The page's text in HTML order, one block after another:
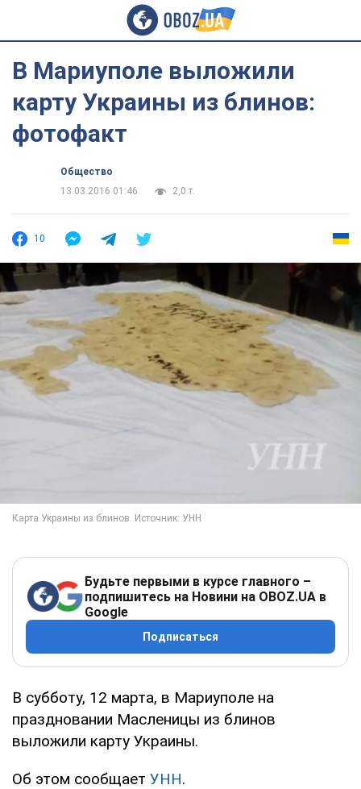
В Мариуполе выложили
карту Украины из блинов:
фотофакт
Общество
13.03.2016 01:46
2,0 т.
10
Будьте первыми в курсе главного –
подпишитесь на Новини на OBOZ.UA в
Google
Подписаться
В субботу, 12 марта, в Мариуполе на
праздновании Масленицы из блинов
выложили карту Украины.
Об этом сообщает УНН.